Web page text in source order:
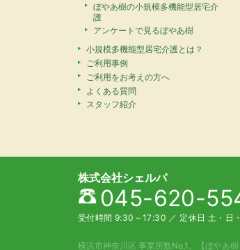
ぼやあ樹の小規模多機能型居宅介
護
アンケートで見るぼやあ樹
小規模多機能型居宅介護とは？
ご利用事例
ご利用をお考えの方へ
よくある質問
スタッフ紹介
株式会社シェルパ
045-620-
受付時間 9:30～17:30 ／ 定休日 土・日
横浜市神奈川区 事業所数No,1。 【ぼやあ